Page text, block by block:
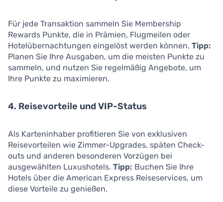
Für jede Transaktion sammeln Sie Membership
Rewards Punkte, die in Prämien, Flugmeilen oder
Hotelübernachtungen eingelöst werden können. Tipp:
Planen Sie Ihre Ausgaben, um die meisten Punkte zu
sammeln, und nutzen Sie regelmäßig Angebote, um
Ihre Punkte zu maximieren.
4. Reisevorteile und VIP-Status
Als Karteninhaber profitieren Sie von exklusiven
Reisevorteilen wie Zimmer-Upgrades, späten Check-
outs und anderen besonderen Vorzügen bei
ausgewählten Luxushotels. Tipp: Buchen Sie Ihre
Hotels über die American Express Reiseservices, um
diese Vorteile zu genießen.